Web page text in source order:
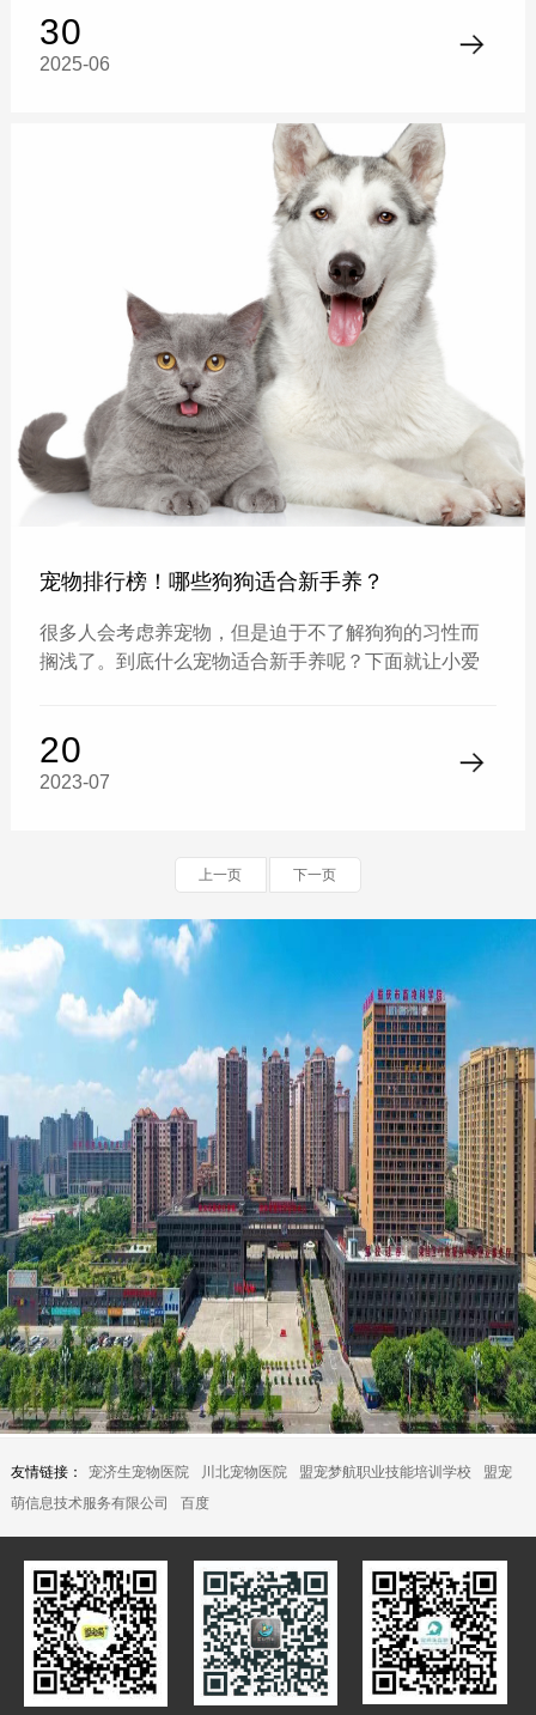
30
2025-06
宠物排行榜！哪些狗狗适合新手养？
很多人会考虑养宠物，但是迫于不了解狗狗的习性而
搁浅了。到底什么宠物适合新手养呢？下面就让小爱
20
2023-07
上一页 下一页
友情链接： 宠济生宠物医院 川北宠物医院 盟宠梦航职业技能培训学校
盟宠
萌信息技术服务有限公司
百度